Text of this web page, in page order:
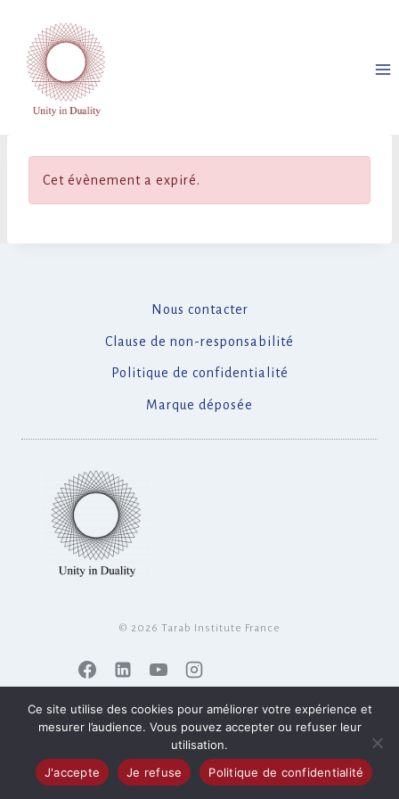
contenu
Cet évènement a expiré.
Nous contacter
Clause de non-responsabilité
Politique de confidentialité
Marque déposée
© 2026 Tarab Institute France
Ce site utilise des cookies pour améliorer votre expérience et
mesurer l’audience. Vous pouvez accepter ou refuser leur
utilisation.
J'accepte
Je refuse Politique de confidentialité